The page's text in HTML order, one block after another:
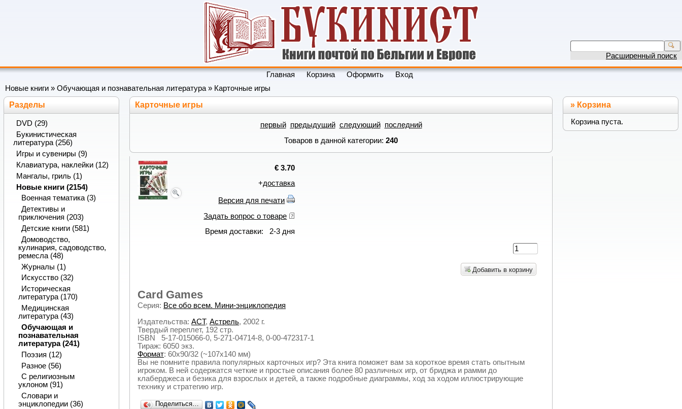
Главная Корзина Оформить
Вход
Новые книги » Обучающая и познавательная литература» Карточные игры
Карточные игры
первый предыдущий следующий последний
Товаров в данной категории: 240
€ 3.70
+доставка
Версия для печати
Задать вопрос о товаре
Время доставки: 2-3 дня
Добавить в корзину
Card Games
Серия: Все обо всем. Мини-энциклопедия
Издательства:АСТ,Астрель, 2002 г.
Твердый переплет, 192 стр.
ISBN 5-17-015066-0, 5-271-04714-8, 0-00-472317-1
Тираж: 6050 экз.
Формат: 60x90/32 (~107х140 мм)
Вы не помните правила популярных карточных игр? Эта книга поможет вам за короткое время стать опытным
игроком. В ней содержатся четкие и простые описания более 80 различных игр, от бриджа и рамми до
клаберджеса и безика для взрослых и детей, а также подробные диаграммы, ход за ходом иллюстрирующие
технику и стратегию игр.
Поделиться…
Разделы
DVD (29)
Букинистическая
литература (256)
Игры и сувениры (9)
Клавиатура, наклейки (12)
Мангалы, гриль (1)
Новые книги (2154)
Военная тематика (3)
Детективы и
приключения (203)
Детские книги (581)
Домоводство,
кулинария, садоводство,
ремесла (48)
Журналы (1)
Искусство (32)
Историческая
литература (170)
Медицинская
литература (43)
Обучающая и
познавательная
литература (241)
Поэзия (12)
Разное (56)
С религиозным
уклоном (91)
Словари и
энциклопедии (36)
Расширенный поиск
» Корзина
Корзина пуста.